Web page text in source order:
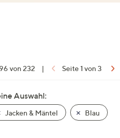
und
unten
oder
wischen
von 232 | Seite 1 von 3
Auswahl:
Jacken & Mäntel Blau